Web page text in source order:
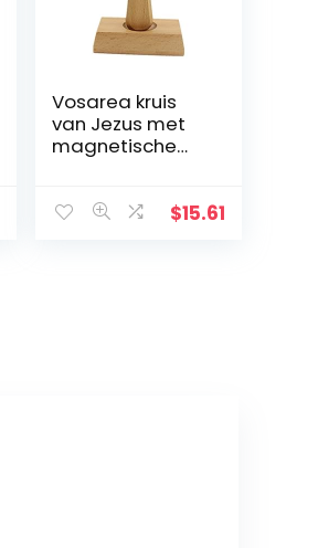
Vosarea kruis
van Jezus met
magnetische
$15.61